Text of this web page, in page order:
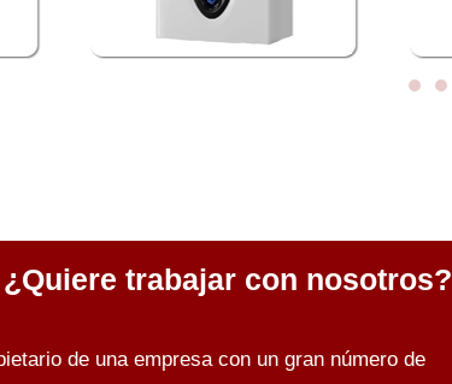
trabajar con nosotros?
de una empresa con un gran número de